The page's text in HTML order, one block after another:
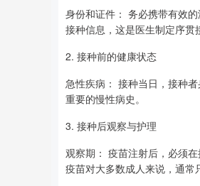
身份和证件： 务必携带有效
接种信息，这是医生制定序贯
2. 接种前的健康状态
急性疾病： 接种当日，接种
重要的慢性病史。
3. 接种后观察与护理
观察期： 疫苗注射后，必须
疫苗对大多数成人来说，通常